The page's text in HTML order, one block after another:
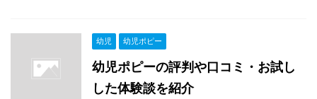
幼児 幼児ポピー
幼児ポピーの評判や口コミ・お試し
した体験談を紹介